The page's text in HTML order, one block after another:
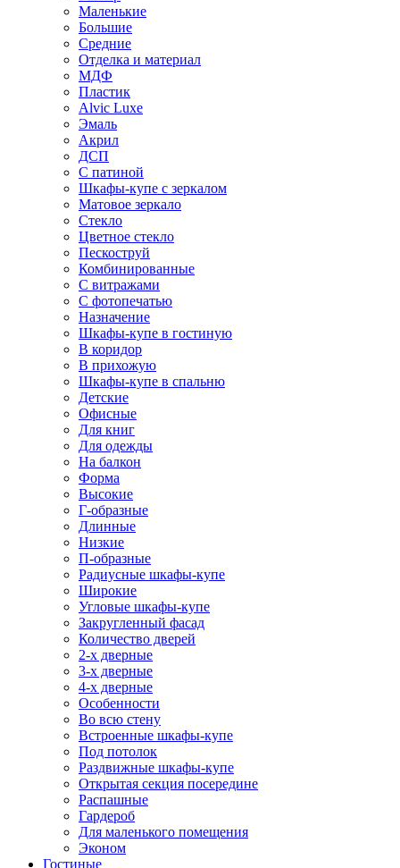
Маленькие
Большие
Средние
Отделка и материал
МДФ
Пластик
Alvic Luxe
Эмаль
Акрил
ДСП
С патиной
Шкафы-купе с зеркалом
Матовое зеркало
Стекло
Цветное стекло
Пескоструй
Комбинированные
С витражами
С фотопечатью
Назначение
Шкафы-купе в гостиную
В коридор
В прихожую
Шкафы-купе в спальню
Детские
Офисные
Для книг
Для одежды
На балкон
Форма
Высокие
Г-образные
Длинные
Низкие
П-образные
Радиусные шкафы-купе
Широкие
Угловые шкафы-купе
Закругленный фасад
Количество дверей
2-х дверные
3-х дверные
4-х дверные
Особенности
Во всю стену
Встроенные шкафы-купе
Под потолок
Раздвижные шкафы-купе
Открытая секция посередине
Распашные
Гардероб
Для маленького помещения
Эконом
Гостиные